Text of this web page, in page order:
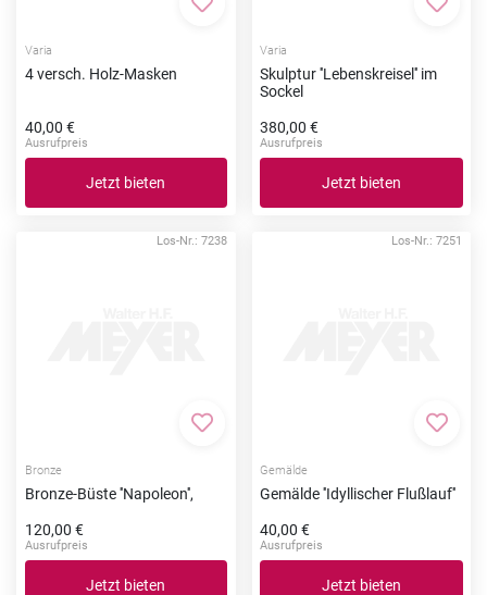
Zur Merkliste hinzufügen
Varia
4 versch. Holz-Masken
40,00 €
Ausrufpreis
Jetzt bieten
Zur
Varia
Skulptur ''Lebenskreisel'' im
Sockel
380,00 €
Ausrufpreis
Jetzt bieten
Los-Nr.: 7238
Zur Merkliste hinzufügen
Bronze
Bronze-Büste ''Napoleon'',
120,00 €
Ausrufpreis
Jetzt bieten
Los-Nr.: 7251
Zur
Gemälde
Gemälde ''Idyllischer Flußlauf''
40,00 €
Ausrufpreis
Jetzt bieten